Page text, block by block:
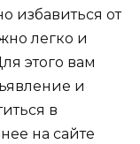
избавиться от
легко и
этого вам
и
в
на сайте